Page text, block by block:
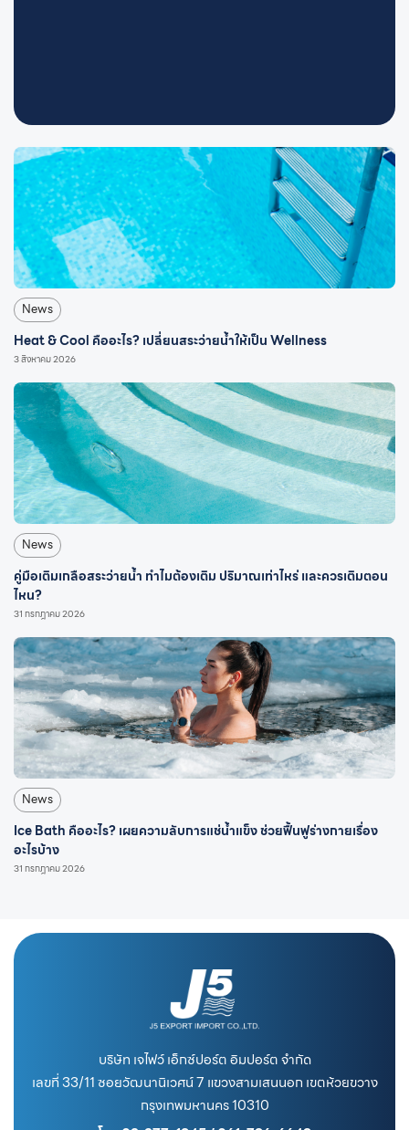
News
Heat & Cool คืออะไร? เปลี่ยนสระว่ายน้ำให้เป็น Wellness
3 สิงหาคม 2026
News
คู่มือเติมเกลือสระว่ายน้ำ ทำไมต้องเติม ปริมาณเท่าไหร่ และควรเติมตอน
ไหน?
31 กรกฎาคม 2026
News
Ice Bath คืออะไร? เผยความลับการแช่น้ำแข็ง ช่วยฟื้นฟูร่างกายเรื่อง
อะไรบ้าง
31 กรกฎาคม 2026
บริษัท เจไฟว์ เอ็กซ์ปอร์ต อิมปอร์ต จำกัด
เลขที่ 33/11 ซอยวัฒนานิเวศน์ 7 แขวงสามเสนนอก เขตห้วยขวาง
กรุงเทพมหานคร 10310